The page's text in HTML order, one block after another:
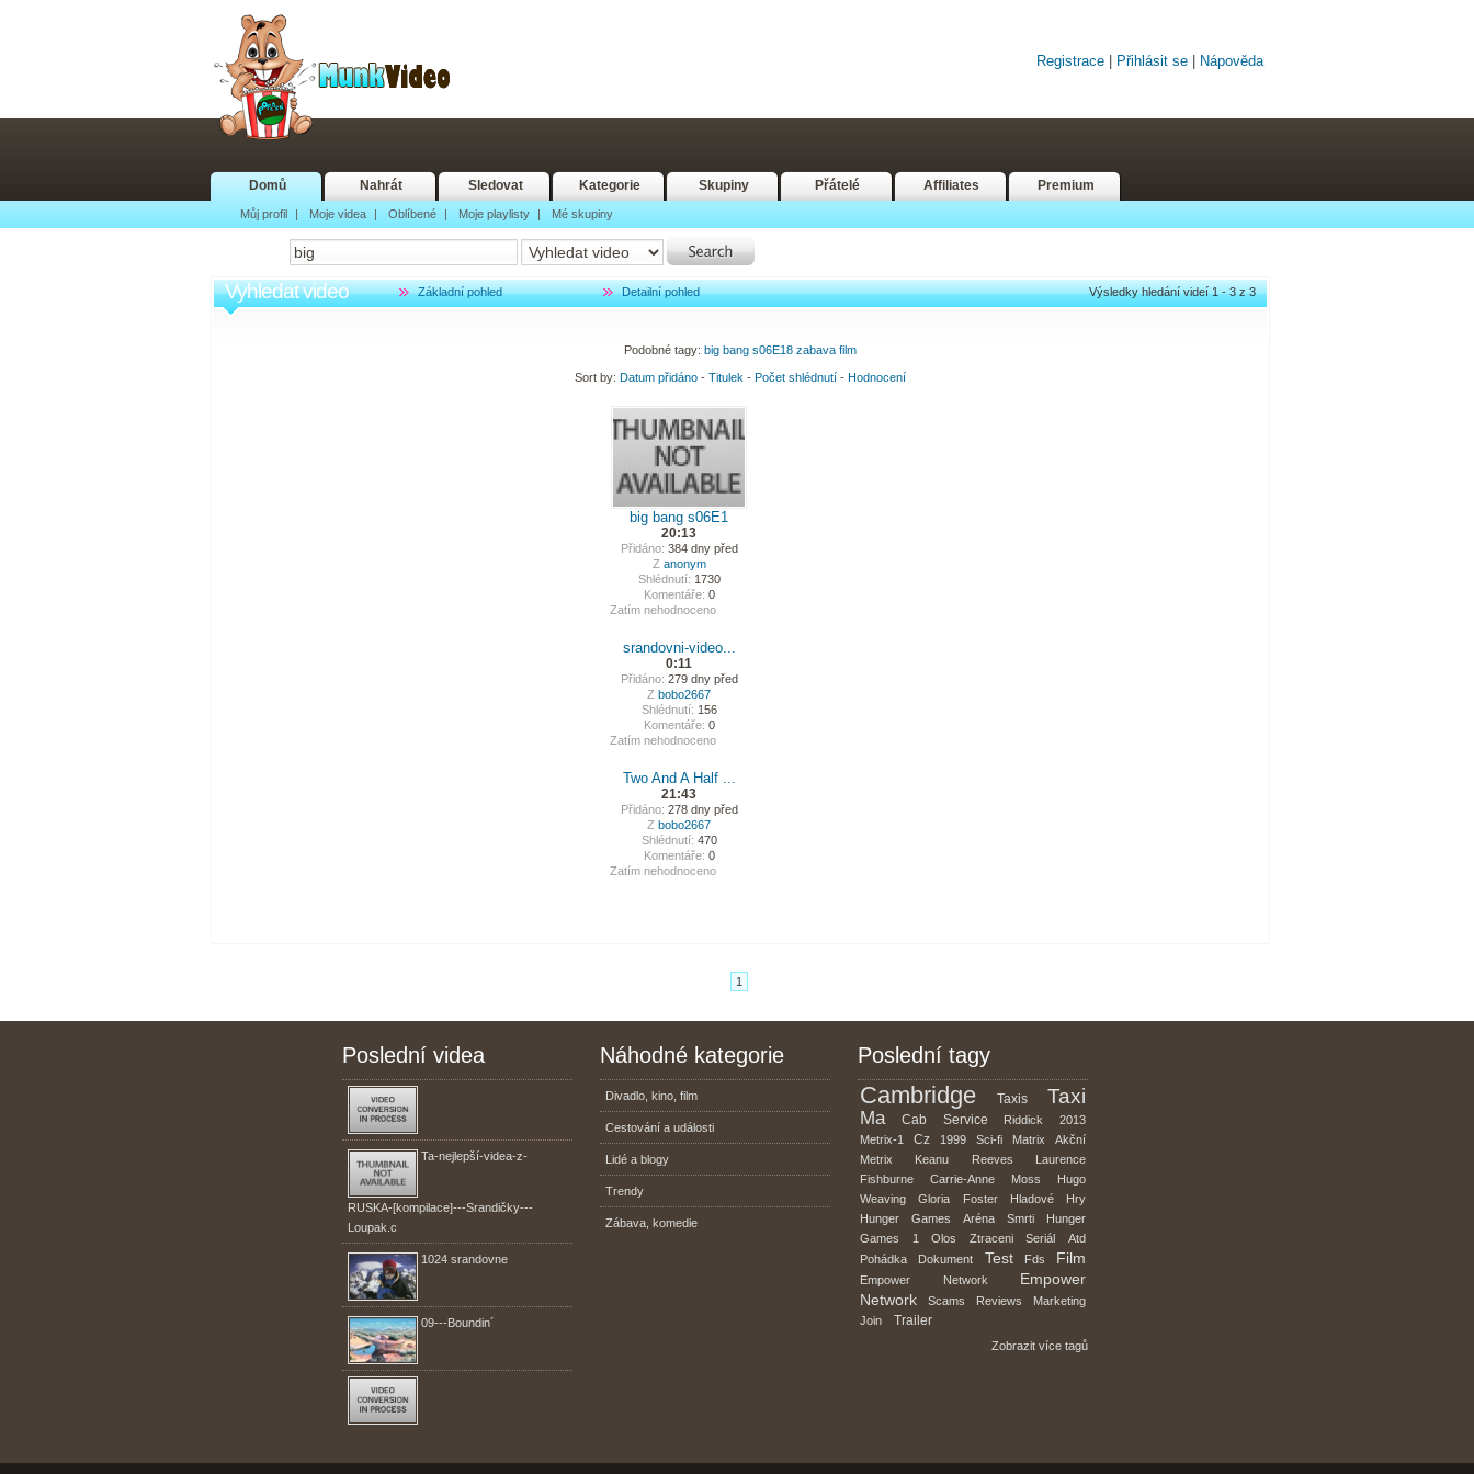
Registrace Přihlásit se Nápověda
Domů Nahrát Sledovat Kategorie Skupiny Přátelé Affiliates Premium
Můj profil | Moje videa | Oblíbené | Moje playlisty | Mé skupiny
Vyhledat video Základní pohled Detailní pohled Výsledky hledání videí 1 - 3 z 3
Podobné tagy: big bang s06E18 zabava film
Sort by: Datum přidáno - Titulek - Počet shlédnutí - Hodnocení
big bang s06E1
20:13
Přidáno: 384 dny před
Z anonym
Shlédnutí: 1730
Komentáře: 0
Zatím nehodnoceno
srandovni-video...
0:11
Přidáno: 279 dny před
Z bobo2667
Shlédnutí: 156
Komentáře: 0
Zatím nehodnoceno
Two And A Half ...
21:43
Přidáno: 278 dny před
Z bobo2667
Shlédnutí: 470
Komentáře: 0
Zatím nehodnoceno
1
Poslední videa
Ta-nejlepší-videa-z-
RUSKA-[kompilace]---Srandičky---
Loupak.c
1024 srandovne
09---Boundin´
Náhodné kategorie
Divadlo, kino, film
Cestování a události
Lidé a blogy
Trendy
Zábava, komedie
Poslední tagy
Cambridge Taxis Taxi
Ma Cab Service Riddick
2013
Metrix-1
Cz 1999 Sci-fi Matrix
Akční
Metrix
Keanu Reeves
Laurence
Fishburne
Carrie-Anne Moss
Hugo
Weaving
Gloria Foster Hladové
Hry
Hunger
Games Aréna Smrti
Hunger
Games
1 Olos Ztraceni Seriál
Atd
Pohádka
Dokument Test Fds Film
Empower Network
Empower
Network
Scams Reviews
Marketing
Join
Trailer
Zobrazit více tagů